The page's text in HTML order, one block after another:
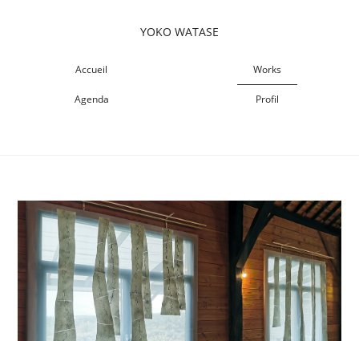
YOKO WATASE
Accueil Works
Agenda Profil